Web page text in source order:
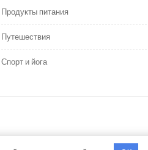
Продукты питания
Путешествия
Спорт и йога